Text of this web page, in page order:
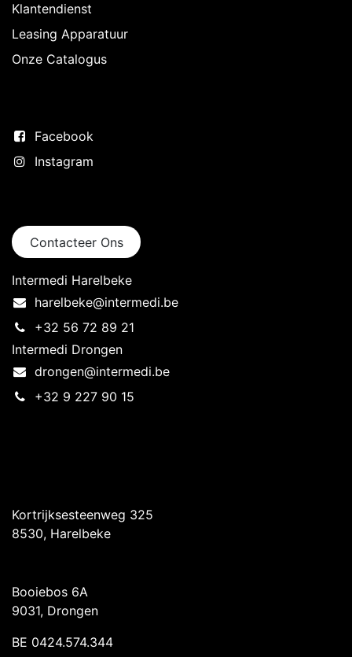
Klantendienst
Leasing Apparatuur
Onze Catalogus
Facebook
Instagram
Contacteer Ons
Intermedi Harelbeke
harelbeke@intermedi.be
+32 56 72 89 21
Intermedi Drongen
drongen@intermedi.be
+32 9 227 90 15
Kortrijksesteenweg 325
8530, Harelbeke
Booiebos 6A
9031, Drongen
BE 0424.574.344